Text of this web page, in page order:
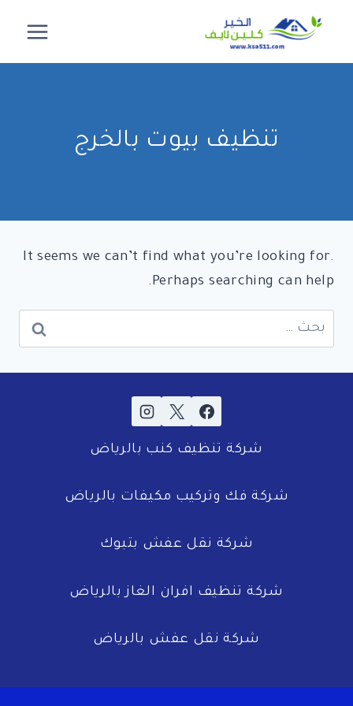
المحتوى
تنظيف بيوت بالخرج
It seems we can’t find what you’re looking for.
Perhaps searching can help.
البحث
عن:
شركة تنظيف كنب بالرياض
شركة فك وتركيب مكيفات بالرياض
شركة نقل عفش بتبوك
شركة تنظيف افران الغاز بالرياض
شركة نقل عفش بالرياض